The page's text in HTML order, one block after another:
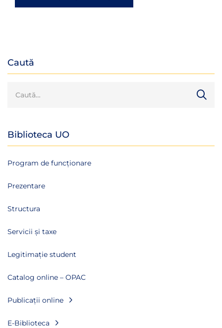
Caută
Biblioteca UO
Program de funcționare
Prezentare
Structura
Servicii și taxe
Legitimație student
Catalog online – OPAC
Publicații online
E-Biblioteca